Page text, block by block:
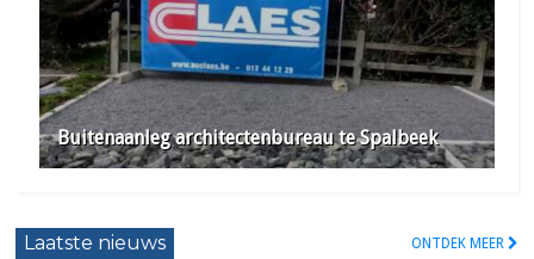
Buitenaanleg architectenbureau te Spalbeek
Laatste nieuws ONTDEK MEER